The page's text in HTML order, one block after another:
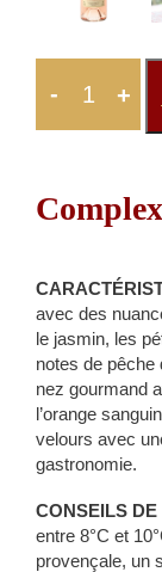
- +
avec des
le jasmin, les
notes de pêche
nez gourmand
l’orange
velours avec
gastronomie.
CONSEILS DE
entre 8°C et
provençale, un